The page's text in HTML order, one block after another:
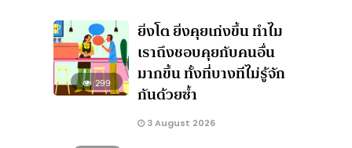
299
ยิ่งโต ยิ่งคุยเก่งขึ้น ทำไม
เราถึงชอบคุยกับคนอื่น
มากขึ้น ทั้งที่บางทีไม่รู้จัก
กันด้วยซ้ำ
3 August 2026